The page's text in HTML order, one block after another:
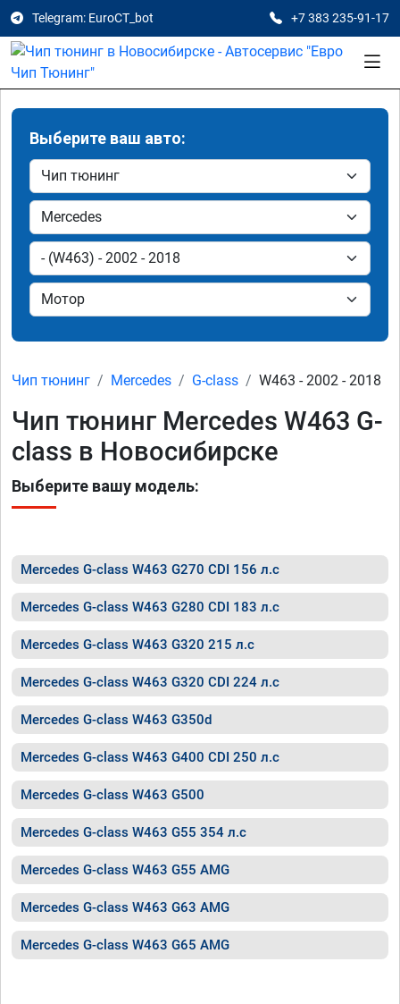
Telegram: EuroCT_bot +7 383 235-91-17
Выберите ваш авто:
Чип тюнинг Mercedes G-class W463 - 2002 - 2018
Чип тюнинг Mercedes W463 G-
class в Новосибирске
Выберите вашу модель:
Mercedes G-class W463 G270 CDI 156 л.с
Mercedes G-class W463 G280 CDI 183 л.с
Mercedes G-class W463 G320 215 л.с
Mercedes G-class W463 G320 CDI 224 л.с
Mercedes G-class W463 G350d
Mercedes G-class W463 G400 CDI 250 л.с
Mercedes G-class W463 G500
Mercedes G-class W463 G55 354 л.с
Mercedes G-class W463 G55 AMG
Mercedes G-class W463 G63 AMG
Mercedes G-class W463 G65 AMG